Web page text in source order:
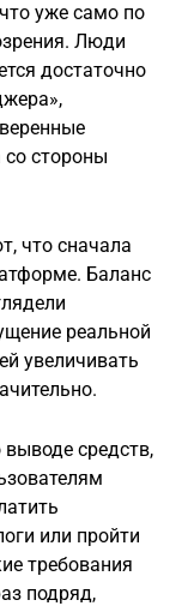
уже само по
Люди
достаточно
стороны
что сначала
Баланс
реальной
увеличивать
средств,
или пройти
требования
подряд,